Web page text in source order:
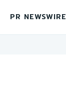
PR NEWSWIRE